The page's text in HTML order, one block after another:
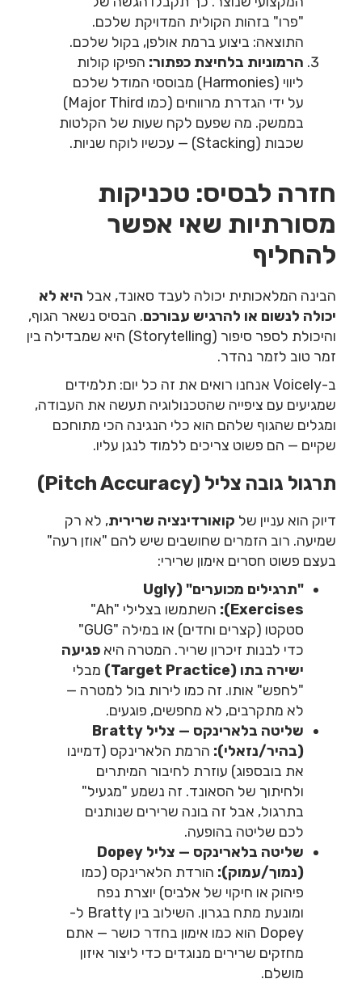
"פרו" בזהות הקולית המדויקת שלכם.
התוצאה: ביצוע ברמת אולפן, בקול שלכם.
הרמוניות בלחיצת כפתור: הפיקו קולות
ליווי (Harmonies) מבוססי המודל שלכם
על ידי הגדרת מרווחים (כמו Major Third)
בממשק. מה שפעם לקח שעות של הקלטות
שכבות (Stacking) — עכשיו לוקח שניות.
חזרה לבסיס: טכניקות
מסורתיות שאי אפשר
להחליף
הבינה המלאכותית יכולה לעבד סאונד, אבל היא לא
יכולה לנשום או להרגיש עבורכם. הבסיס נשאר הגוף,
והיכולת לספר סיפור (Storytelling) היא שמבדילה בין
זמר טוב לזמר נהדר.
ב-Voicely אנחנו רואים את זה כל יום: תלמידים
שמגיעים עם ציפייה שהטכנולוגיה תעשה את העבודה,
ומגלים שהגוף שלהם הוא כלי הנגינה הכי מתוחכם
שקיים — הם פשוט צריכים ללמוד לנגן עליו.
תרגול גובה צליל (Pitch Accuracy)
דיוק הוא עניין של קואורדינציה שרירית, לא רק
שמיעה. רוב הזמרים שחושבים שיש להם "אוזן רעה"
בעצם פשוט חסרים אימון שרירי:
"תרגילים מכוערים" (Ugly
Exercises):
השתמשו בצלילי "Ah"
סטקטו (קצרים וחדים) או במילה "GUG"
כדי לבנות זיכרון שריר. המטרה היאפגיעה
ישירה בתו (Target Practice)
מבלי
"לחפש" אותו. זה כמו לירות בול למטרה —
לא מתקרבים, לא מחפשים, פוגעים.
שליטה בלארינקס — צליל Bratty
(בהיר/נזאלי): הרמת הלארינקס (דמיינו
את בובספוג) עוזרת לחיבור המיתרים
ולחיתוך של הסאונד. זה נשמע "מגעיל"
בתרגול, אבל זה בונה שרירים שנותנים
לכם שליטה בהופעה.
שליטה בלארינקס — צליל Dopey
(נמוך/עמוק): הורדת הלארינקס (כמו
פיהוק או חיקוי של אלביס) יוצרת נפח
ומונעת מתח בגרון. השילוב בין Bratty ל-
Dopey הוא כמו אימון בחדר כושר — אתם
מחזקים שרירים מנוגדים כדי ליצור איזון
מושלם.